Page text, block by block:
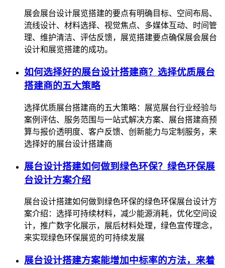
展会展台设计展览搭建的要点有明确目标、空间布局、
流线设计、材料选择、视觉焦点、多媒体互动、时间管
理、维护清洁、评估反馈，展览搭建要点确保展会展台
设计和展览搭建的成功。
如何选择好的展台设计搭建商？选择优质展台
搭建商的五大策略
选择优质展台搭建商的五大策略：展览展台行业经验与
案例评估、服务范围与一站式解决方案、展台搭建商预
算与报价透明度、客户反馈、创新能力与定制服务，来
选择好的展台设计搭建商
展台设计搭建如何做到绿色环保？绿色环保展
台设计方案介绍
展台设计搭建如何做到绿色环保的绿色环保展台设计方
案介绍：选择可持续材料，减少能源消耗，优化空间设
计，推广数字化展示，展后材料处理，绿色宣传理念，
来实现绿色环保展览的可持续发展
展台设计搭建方案能增加中标率的方法，来着